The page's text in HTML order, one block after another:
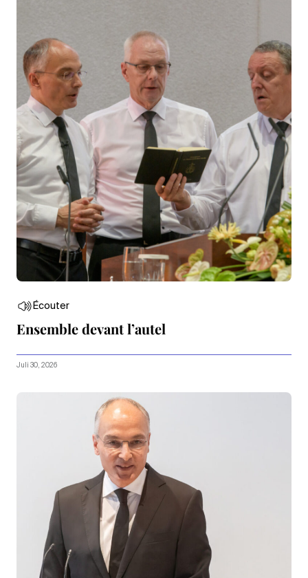
Écouter
Ensemble devant l’autel
Juli 30, 2026